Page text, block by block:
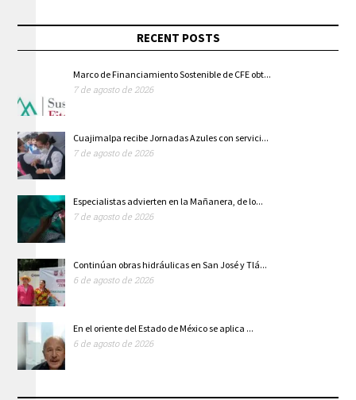
RECENT POSTS
Marco de Financiamiento Sostenible de CFE obt...
7 de agosto de 2026
Cuajimalpa recibe Jornadas Azules con servici...
7 de agosto de 2026
Especialistas advierten en la Mañanera, de lo...
7 de agosto de 2026
Continúan obras hidráulicas en San José y Tlá...
6 de agosto de 2026
En el oriente del Estado de México se aplica ...
6 de agosto de 2026